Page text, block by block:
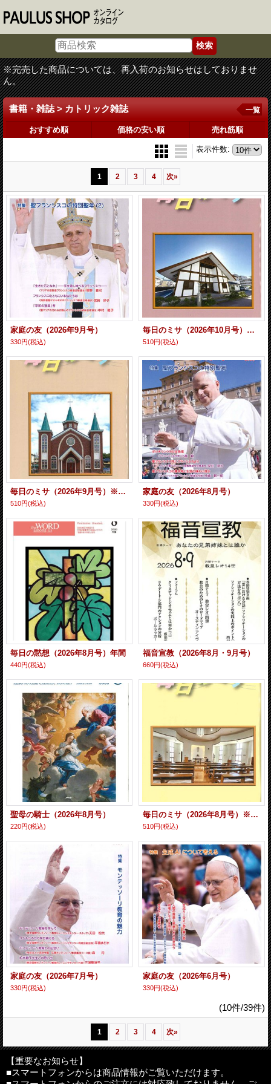
※完売した商品については、再入荷のお知らせはしておりませ
ん。
書籍・雑誌 > カトリック雑誌 一覧
おすすめ順 価格の安い順 売れ筋順
表示件数:
1 2 3 4 次»
家庭の友（2026年9月号）
330円(税込)
毎日のミサ（2026年10月号）※お取り寄せ品
510円(税込)
毎日のミサ（2026年9月号）※お取り寄せ品
510円(税込)
家庭の友（2026年8月号）
330円(税込)
毎日の黙想（2026年8月号）年間
440円(税込)
福音宣教（2026年8月・9月号）
660円(税込)
聖母の騎士（2026年8月号）
220円(税込)
毎日のミサ（2026年8月号）※お取り寄せ品
510円(税込)
家庭の友（2026年7月号）
330円(税込)
家庭の友（2026年6月号）
330円(税込)
(10件/39件)
1 2 3 4 次»
【重要なお知らせ】
■スマートフォンからは商品情報がご覧いただけます。